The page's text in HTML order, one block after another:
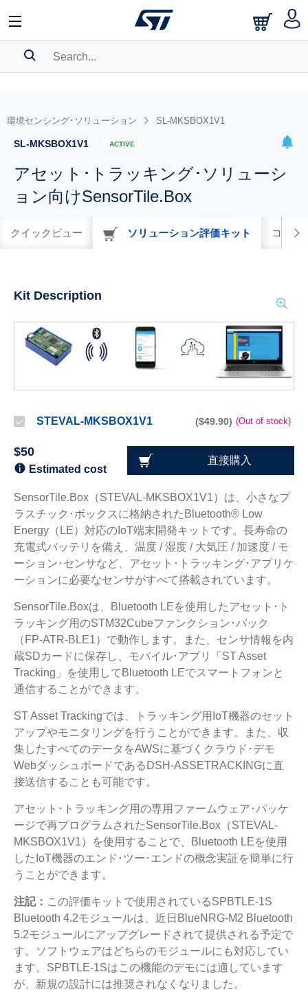
BOOKMARK
Pleaselog into show your saved searches.
環境センシング･ソリューション SL-MKSBOX1V1
SL-MKSBOX1V1 ACTIVE
アセット･トラッキング･ソリューシ
ョン向けSensorTile.Box
クイックビュー ソリューション評価キット コア製
Kit Description
STEVAL-MKSBOX1V1 ($49.90) (Out of stock)
$50
Estimated cost
直接購入
SensorTile.Box（STEVAL-MKSBOX1V1）は、小さなプ
ラスチック･ボックスに格納されたBluetooth® Low
Energy（LE）対応のIoT端末開発キットです。長寿命の
充電式バッテリを備え、温度 / 湿度 / 大気圧 / 加速度 / モ
ーション･センサなど、アセット･トラッキング･アプリケ
ーションに必要なセンサがすべて搭載されています。
SensorTile.Boxは、Bluetooth LEを使用したアセット･ト
ラッキング用のSTM32Cubeファンクション･パック
（FP-ATR-BLE1）で動作します。また、センサ情報を内
蔵SDカードに保存し、モバイル･アプリ「ST Asset
Tracking」を使用してBluetooth LEでスマートフォンと
通信することができます。
ST Asset Trackingでは、トラッキング用IoT機器のセット
アップやモニタリングを行うことができます。また、収
集したすべてのデータをAWSに基づくクラウド･デモ
WebダッシュボードであるDSH-ASSETRACKINGに直
接送信することも可能です。
アセット･トラッキング用の専用ファームウェア･パッケ
ージで再プログラムされたSensorTile.Box（STEVAL-
MKSBOX1V1）を使用することで、Bluetooth LEを使用
したIoT機器のエンド･ツー･エンドの概念実証を簡単に行
うことができます。
注記： この評価キットで使用されているSPBTLE-1S
Bluetooth 4.2モジュールは、近日BlueNRG-M2 Bluetooth
5.2モジュールにアップグレードされて提供される予定で
す。ソフトウェアはどちらのモジュールにも対応してい
ます。SPBTLE-1Sはこの機能のデモには適しています
が、新規の設計には推奨されなくなりました。